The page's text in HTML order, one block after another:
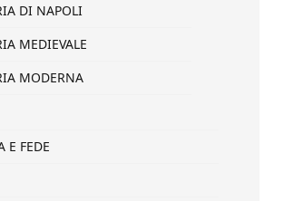
DI NAPOLI
MEDIEVALE
MODERNA
E FEDE